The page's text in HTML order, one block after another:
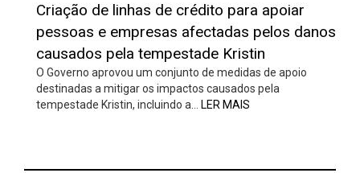
Criação de linhas de crédito para apoiar
pessoas e empresas afectadas pelos danos
causados pela tempestade Kristin
O Governo aprovou um conjunto de medidas de apoio
destinadas a mitigar os impactos causados pela
tempestade Kristin, incluindo a… LER MAIS